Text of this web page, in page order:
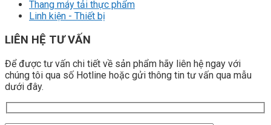
Thang máy tải thực phẩm
Linh kiện - Thiết bị
LIÊN HỆ TƯ VẤN
Để được tư vấn chi tiết về sản phẩm hãy liên hệ ngay với
chúng tôi qua số Hotline hoặc gửi thông tin tư vấn qua mẫu
dưới đây.